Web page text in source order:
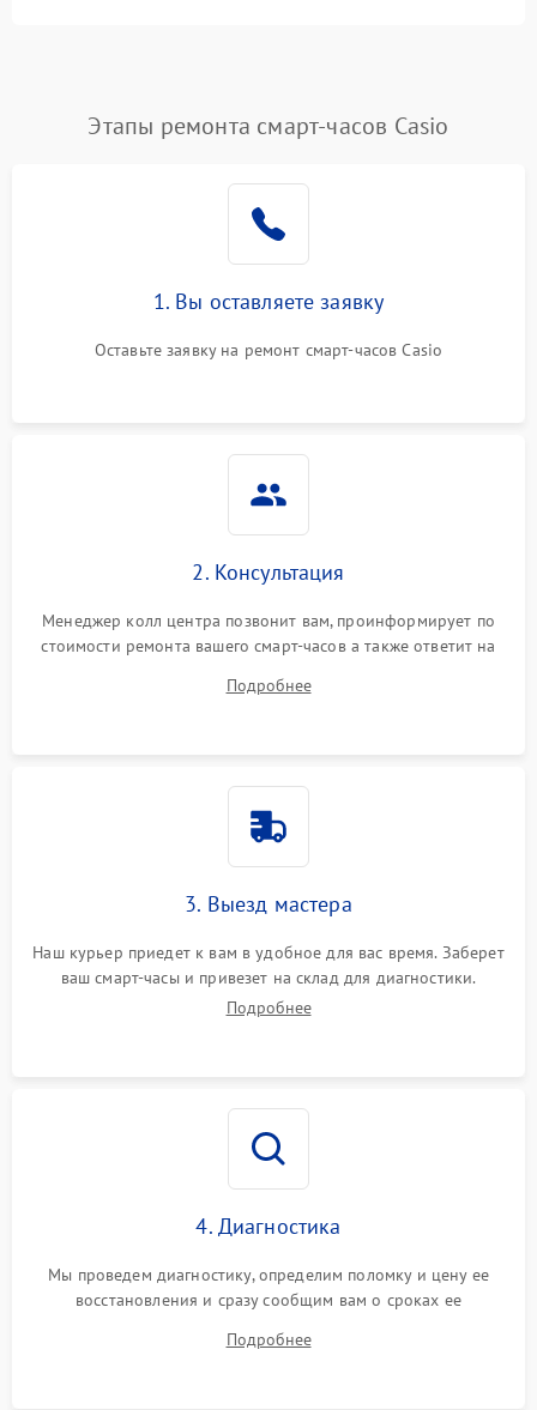
Этапы ремонта смарт-часов Casio
1. Вы оставляете заявку
Оставьте заявку на ремонт смарт-часов Casio
2. Консультация
Менеджер колл центра позвонит вам, проинформирует по
стоимости ремонта вашего смарт-часов а также ответит на
Подробнее
3. Выезд мастера
Наш курьер приедет к вам в удобное для вас время. Заберет
ваш смарт-часы и привезет на склад для диагностики.
Подробнее
4. Диагностика
Мы проведем диагностику, определим поломку и цену ее
восстановления и сразу сообщим вам о сроках ее
Подробнее